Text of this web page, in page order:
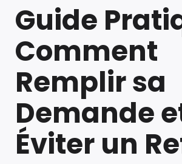
Guide
Comment
Remplir sa
Demande
Éviter un